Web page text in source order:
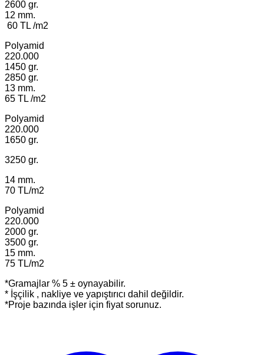
2600 gr.
12 mm.
60 TL /m2
Polyamid
220.000
1450 gr.
2850 gr.
13 mm.
65 TL /m2
Polyamid
220.000
1650 gr.
3250 gr.
14 mm.
70 TL/m2
Polyamid
220.000
2000 gr.
3500 gr.
15 mm.
75 TL/m2
*Gramajlar % 5 ± oynayabilir.
* İşçilik , nakliye ve yapıştırıcı dahil değildir.
*Proje bazında işler için fiyat sorunuz.